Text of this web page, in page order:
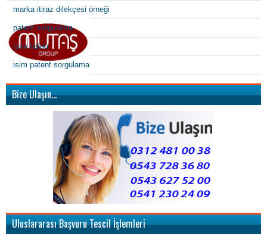
marka itiraz dilekçesi örneği
patent sorgulama
isim hakkı
isim patent sorgulama
Bize Ulaşın…
Uluslararası Başvuru Tescil İşlemleri